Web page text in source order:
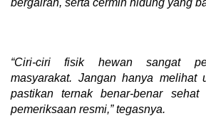
bergairah, serta cermin hidung yang
“Ciri-ciri fisik hewan sangat
masyarakat. Jangan hanya melihat
pastikan ternak benar-benar
pemeriksaan resmi,” tegasnya.